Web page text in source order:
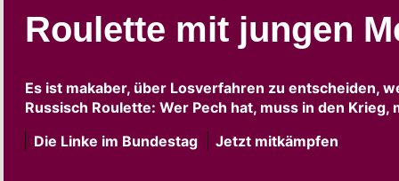
Roulette mit jungen
Es ist makaber, über Losverfahren zu entscheiden,
Russisch Roulette: Wer Pech hat, muss in den Krieg,
Die Linke im Bundestag
Jetzt mitkämpfen